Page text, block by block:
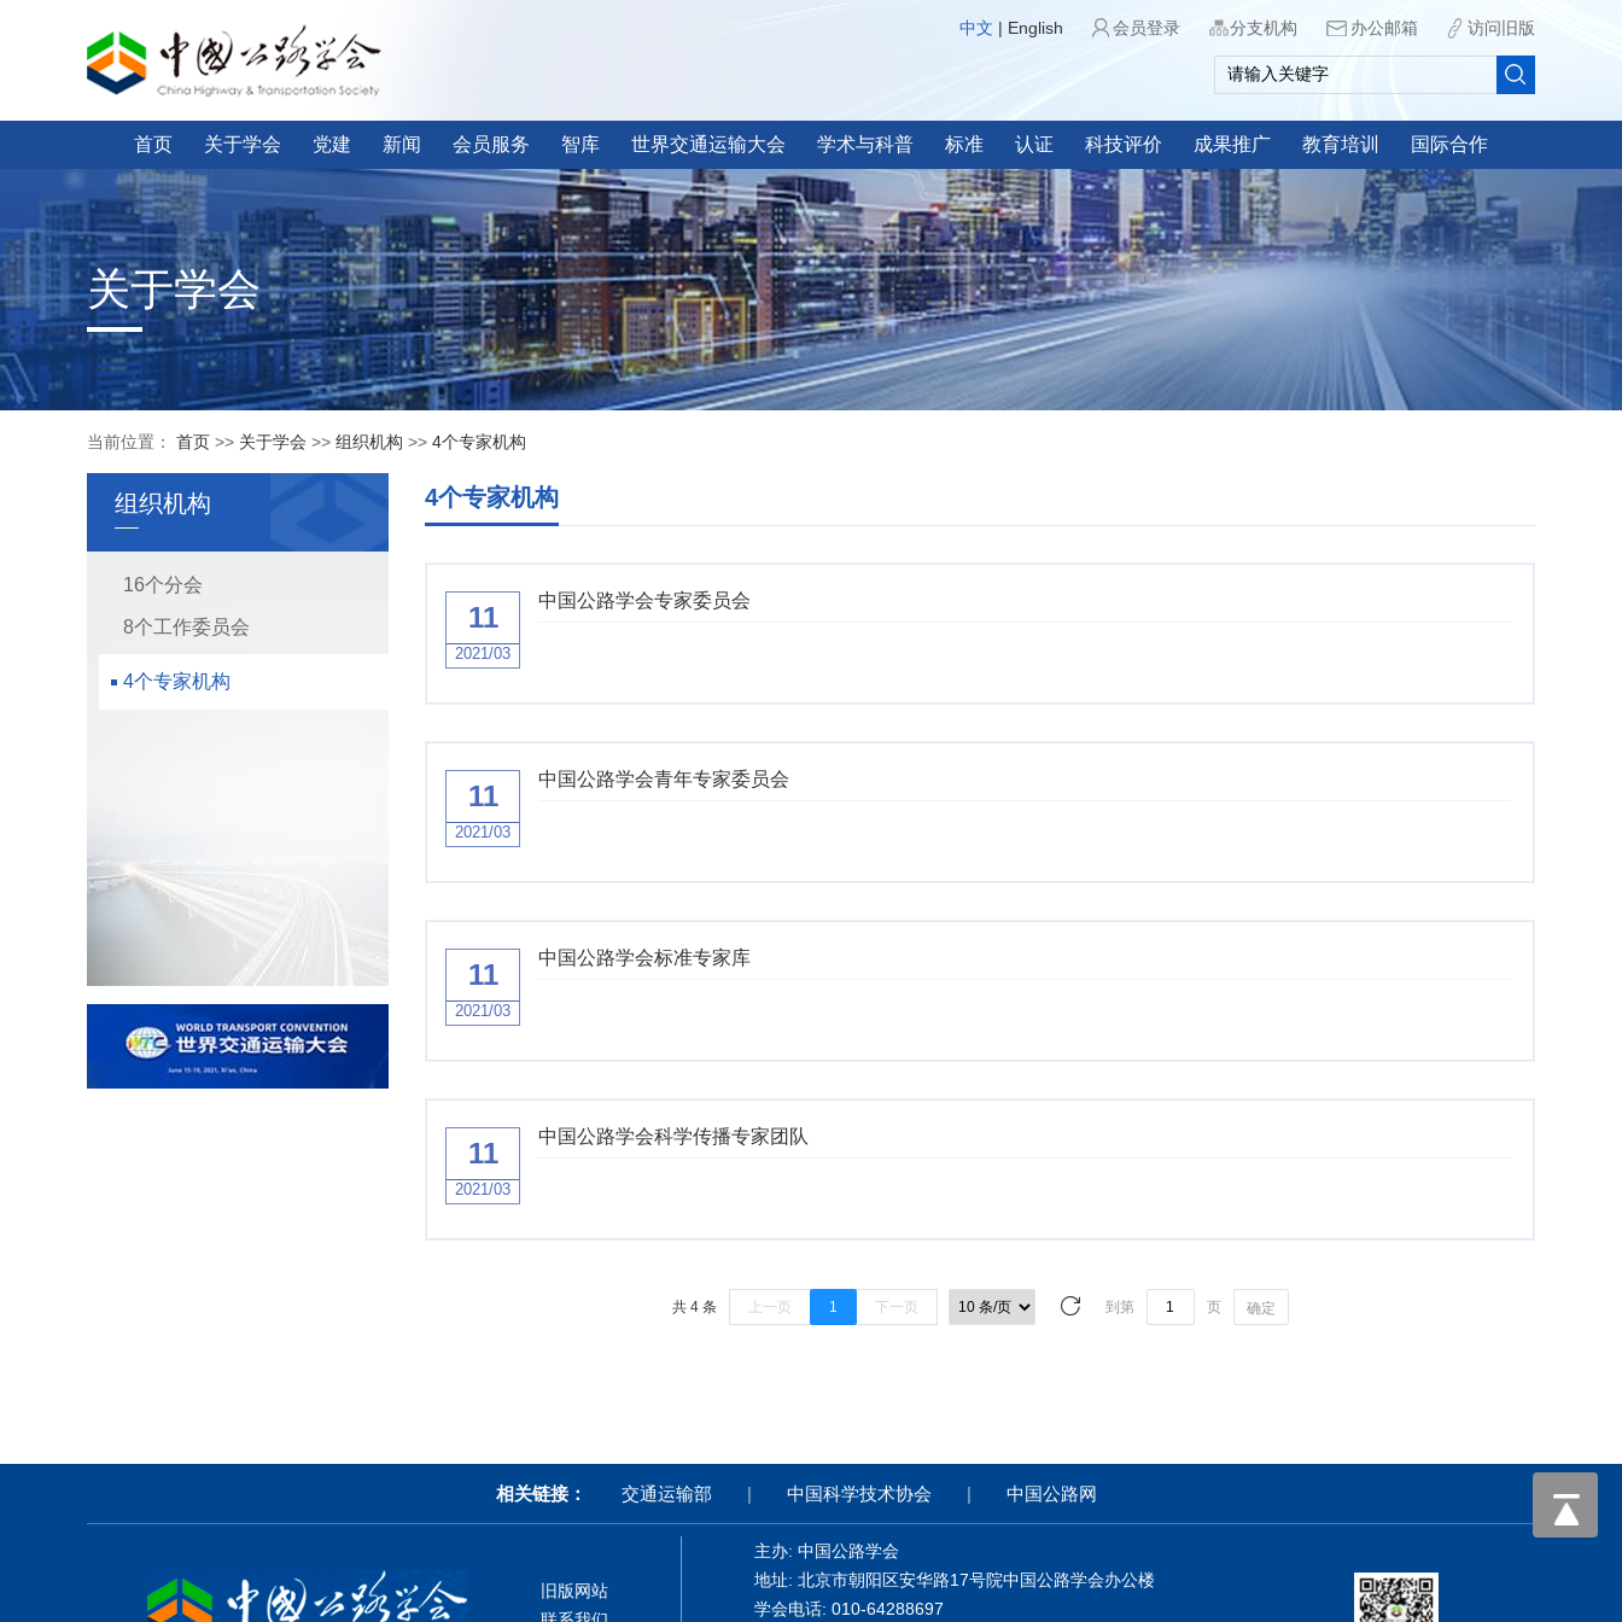
中文 | English 会员登录 分支机构 办公邮箱 访问旧版
首页 关于学会 党建 新闻 会员服务 智库 世界交通运输大会 学术与科普 标准 认证 科技评价 成果推广 教育培训 国际合作
关于学会
当前位置： 首页 >> 关于学会 >> 组织机构 >> 4个专家机构
组织机构
16个分会
8个工作委员会
4个专家机构
4个专家机构
11
2021/03
中国公路学会专家委员会
11
2021/03
中国公路学会青年专家委员会
11
2021/03
中国公路学会标准专家库
11
2021/03
中国公路学会科学传播专家团队
共 4 条 上一页 1 下一页 到第 页 确定
相关链接： 交通运输部 | 中国科学技术协会 | 中国公路网
旧版网站
主办: 中国公路学会
地址: 北京市朝阳区安华路17号院中国公路学会办公楼
学会电话: 010-64288697